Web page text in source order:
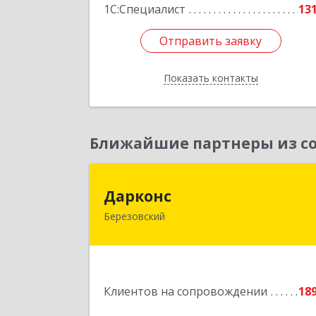
1С:Специалист
131
Отправить заявку
Показать контакты
Отправить заявку
Назад
Ближайшие партнеры из
Дарконс
Березовский
Клиентов на сопровождении